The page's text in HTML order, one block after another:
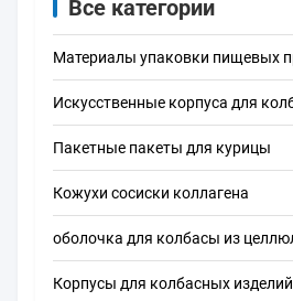
Все категории
Материалы упаковки пищевых
Искусственные корпуса для
Пакетные пакеты для курицы
Кожухи сосиски коллагена
оболочка для колбасы из
Корпусы для колбасных